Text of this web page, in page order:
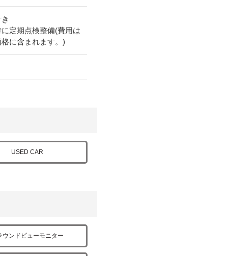
定期点検整備(費用は
に含まれます。)
USED CAR
ウンドビューモニター